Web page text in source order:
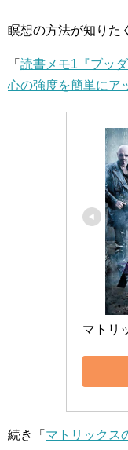
瞑想の方法が知りた
「 読書メモ1『ブッ
心の強度を簡単にア
マトリ
続き「 マトリックス